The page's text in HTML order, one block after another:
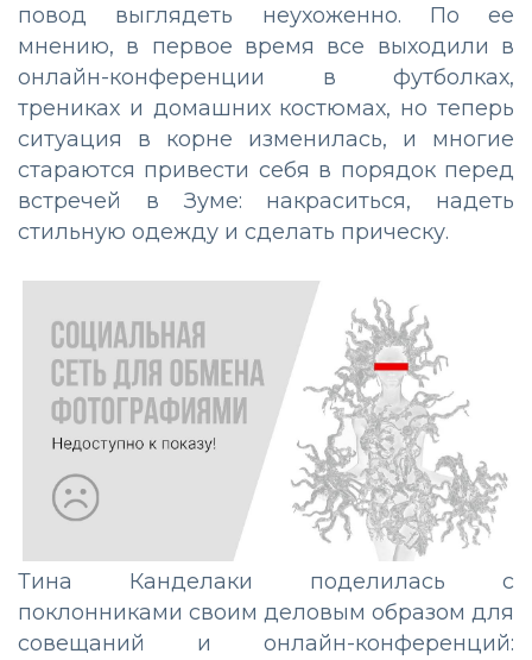
повод выглядеть неухоженно. По ее
мнению, в первое время все выходили в
онлайн-конференции в футболках,
трениках и домашних костюмах, но теперь
ситуация в корне изменилась, и многие
стараются привести себя в порядок перед
встречей в Зуме: накраситься, надеть
стильную одежду и сделать прическу.
Тина Канделаки поделилась с
поклонниками своим деловым образом для
совещаний и онлайн-конференций: